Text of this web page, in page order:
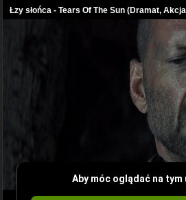
Łzy słońca - Tears Of The Sun (Dramat,
Aby móc oglądać na tym